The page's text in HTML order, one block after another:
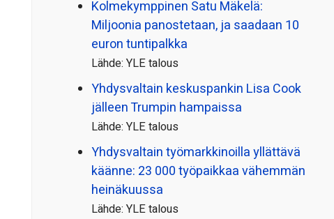
Kolmekymppinen Satu Mäkelä:
Miljoonia panostetaan, ja saadaan 10
euron tuntipalkka
Lähde: YLE talous
Yhdysvaltain keskuspankin Lisa Cook
jälleen Trumpin hampaissa
Lähde: YLE talous
Yhdysvaltain työmarkkinoilla yllättävä
käänne: 23 000 työpaikkaa vähemmän
heinäkuussa
Lähde: YLE talous